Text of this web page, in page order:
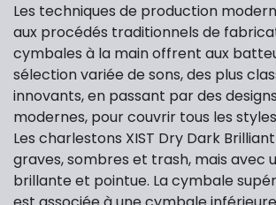
Les techniques de production
aux procédés traditionnels de
cymbales à la main offrent aux
sélection variée de sons, des plus
innovants, en passant par des
modernes, pour couvrir tous les
Les charlestons XIST Dry Dark
graves, sombres et trash, mais avec
brillante et pointue. La cymbale